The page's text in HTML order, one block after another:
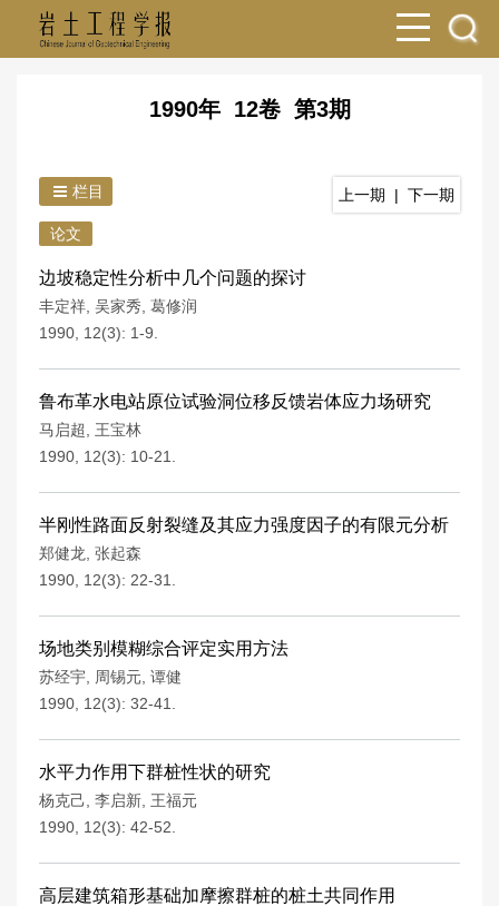
1990年 12卷 第3期
栏目 上一期 | 下一期
论文
边坡稳定性分析中几个问题的探讨
丰定祥 吴家秀 葛修润
1990, 12(3): 1-9.
鲁布革水电站原位试验洞位移反馈岩体应力场研究
马启超
王宝林
1990, 12(3): 10-21.
半刚性路面反射裂缝及其应力强度因子的有限元分析
郑健龙 张起森
1990, 12(3): 22-31.
场地类别模糊综合评定实用方法
苏经宇 周锡元 谭健
1990, 12(3): 32-41.
水平力作用下群桩性状的研究
杨克己 李启新 王福元
1990, 12(3): 42-52.
高层建筑箱形基础加摩擦群桩的桩土共同作用